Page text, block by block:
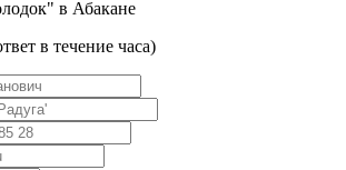
в Абакане
в течение часа)